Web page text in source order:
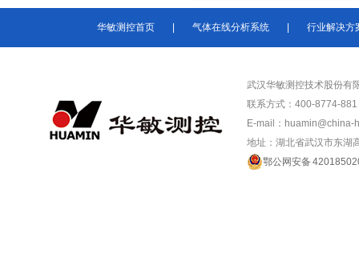
华敏测控首页 气体在线分析系统 行业解决方
武汉华敏测控技术股份有
联系方式：400-8774-
E-mail：huamin@china-
地址：湖北省武汉市东湖
鄂公网安备